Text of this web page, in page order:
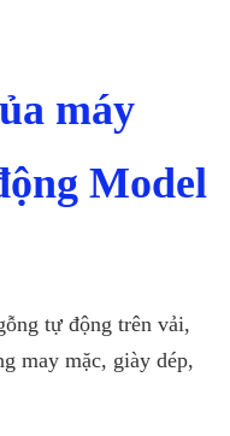
máy
Model
tự động trên vải,
may mặc, giày dép,